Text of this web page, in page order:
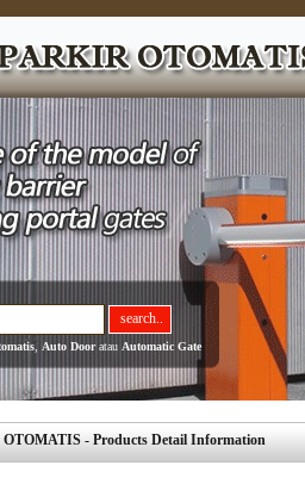
, Auto Dooratau Automatic Gate
- Products Detail Information